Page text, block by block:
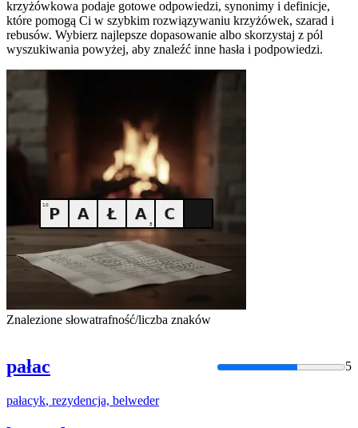
krzyżówkowa podaje gotowe odpowiedzi, synonimy i definicje,
które pomogą Ci w szybkim rozwiązywaniu krzyżówek, szarad i
rebusów. Wybierz najlepsze dopasowanie albo skorzystaj z pól
wyszukiwania powyżej, aby znaleźć inne hasła i podpowiedzi.
Znalezione słowatrafność/liczba znaków
pałac 5
pałacyk, rezydencja, belweder